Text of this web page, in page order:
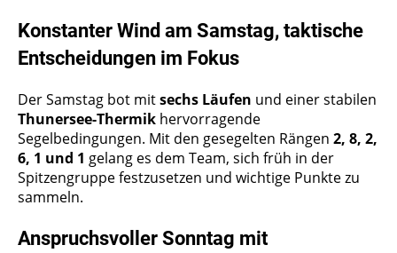
Konstanter Wind am Samstag, taktische
Entscheidungen im Fokus
Der Samstag bot mitsechs Läufen und einer stabilen
Thunersee-Thermik hervorragende
Segelbedingungen. Mit den gesegelten Rängen 2, 8, 2,
6, 1 und 1 gelang es dem Team, sich früh in der
Spitzengruppe festzusetzen und wichtige Punkte zu
sammeln.
Anspruchsvoller Sonntag mit